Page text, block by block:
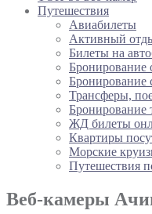
Путешествия
Авиабилеты
Активный
Билеты на
Бронирование
Бронирование
Трансферы,
Бронирование
ЖД билеты
Квартиры
Морские
Путешествия
Веб-камеры